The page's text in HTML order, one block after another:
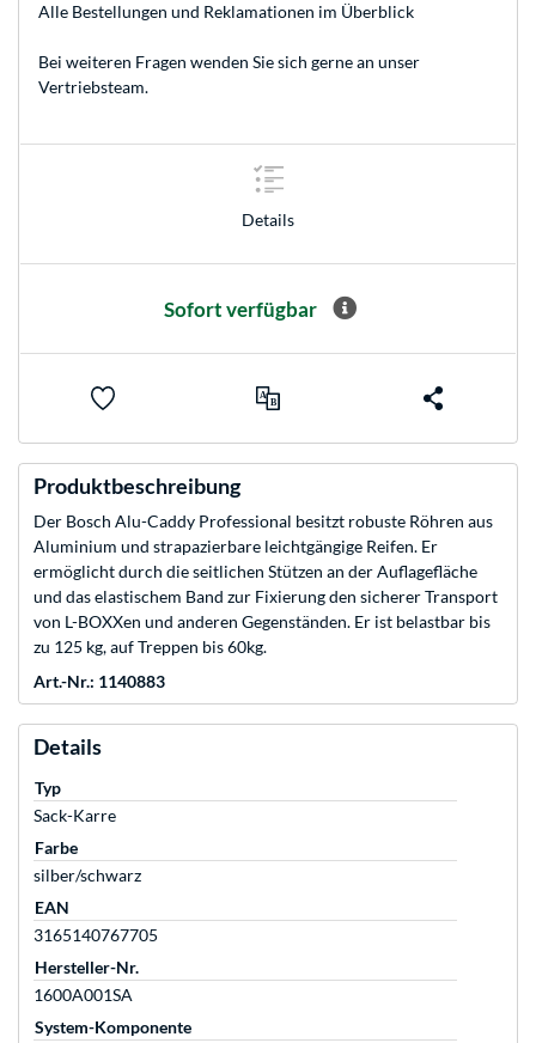
Alle Bestellungen und Reklamationen im Überblick
Bei weiteren Fragen wenden Sie sich gerne an unser
Vertriebsteam.
Details
Sofort verfügbar
Produktbeschreibung
Der Bosch Alu-Caddy Professional besitzt robuste Röhren aus
Aluminium und strapazierbare leichtgängige Reifen. Er
ermöglicht durch die seitlichen Stützen an der Auflagefläche
und das elastischem Band zur Fixierung den sicherer Transport
von L-BOXXen und anderen Gegenständen. Er ist belastbar bis
zu 125 kg, auf Treppen bis 60kg.
Art.-Nr.: 1140883
Details
Typ
Sack-Karre
Farbe
silber/schwarz
EAN
3165140767705
Hersteller-Nr.
1600A001SA
System-Komponente